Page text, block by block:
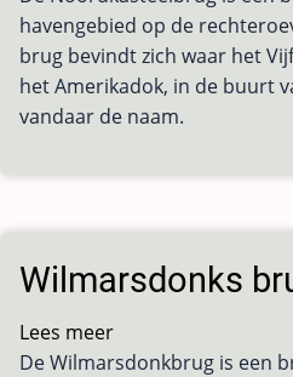
burg
havengebied op de
brug bevindt zich waar het
het Amerikadok, in de buurt
vandaar de naam.
Wilmarsdonks
Lees meer
Wilmarsdonks
De Wilmarsdonkbrug is een